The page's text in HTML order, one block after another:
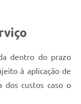
dentro do prazo
à aplicação de
dos custos caso o